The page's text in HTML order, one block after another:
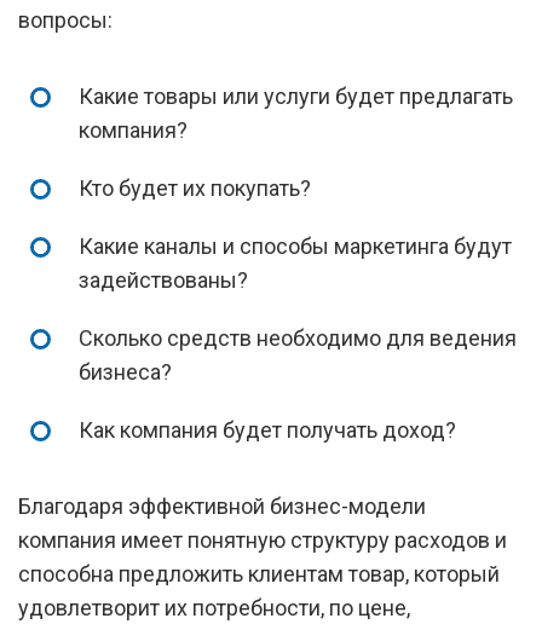
вопросы:
Какие товары или услуги будет предлагать
компания?
Кто будет их покупать?
Какие каналы и способы маркетинга будут
задействованы?
Сколько средств необходимо для ведения
бизнеса?
Как компания будет получать доход?
Благодаря эффективной бизнес-модели
компания имеет понятную структуру расходов и
способна предложить клиентам товар, который
удовлетворит их потребности, по цене,